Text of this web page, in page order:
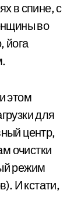
в спине, с
во
йога
этом
для
центр,
очистки
режим
И кстати,